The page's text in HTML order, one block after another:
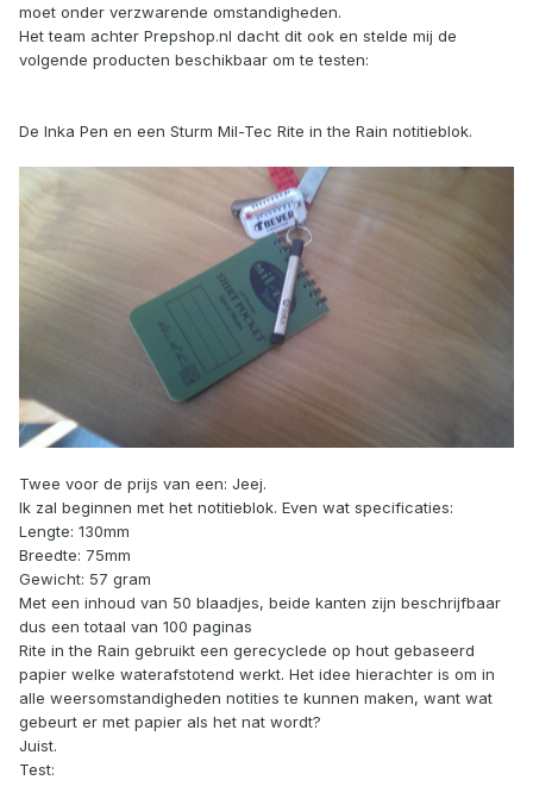
moet onder verzwarende omstandigheden.
Het team achter Prepshop.nl dacht dit ook en stelde mij de
volgende producten beschikbaar om te testen:
De Inka Pen en een Sturm Mil-Tec Rite in the Rain notitieblok.
Twee voor de prijs van een: Jeej.
Ik zal beginnen met het notitieblok. Even wat specificaties:
Lengte: 130mm
Breedte: 75mm
Gewicht: 57 gram
Met een inhoud van 50 blaadjes, beide kanten zijn beschrijfbaar
dus een totaal van 100 paginas
Rite in the Rain gebruikt een gerecyclede op hout gebaseerd
papier welke waterafstotend werkt. Het idee hierachter is om in
alle weersomstandigheden notities te kunnen maken, want wat
gebeurt er met papier als het nat wordt?
Juist.
Test: